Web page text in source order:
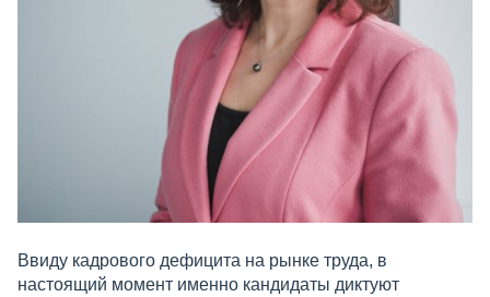
Ввиду кадрового дефицита на рынке труда, в
настоящий момент именно кандидаты диктуют